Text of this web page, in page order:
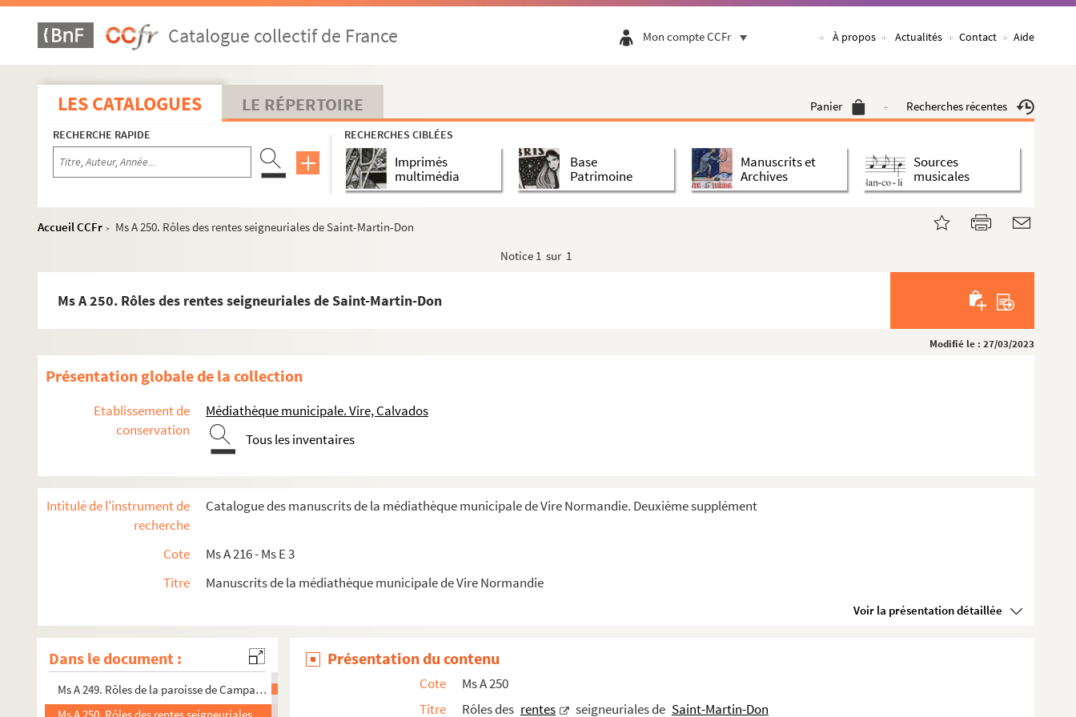
Catalogue collectif de France Mon compte CCFr À propos Actualités Contact Aide
LES CATALOGUES LE RÉPERTOIRE Panier Recherches récentes
RECHERCHE RAPIDE RECHERCHES CIBLÉES
Imprimés
multimédia
Base
Patrimoine
Manuscrits et
Archives
Sources
musicales
Accueil CCFr >
Ms A 250. Rôles des rentes seigneuriales de Saint-Martin-Don
Notice 1 sur 1
Ms A 250. Rôles des rentes seigneuriales de Saint-Martin-Don
Modifié le : 27/03/2023
Présentation globale de la collection
Etablissement de
conservation
Médiathèque municipale. Vire, Calvados
Tous les inventaires
Intitulé de l'instrument de
recherche
Catalogue des manuscrits de la médiathèque municipale de Vire Normandie. Deuxième supplément
Cote
Ms A 216 - Ms E 3
Titre
Manuscrits de la médiathèque municipale de Vire Normandie
Voir la présentation détaillée
Dans le document :
Ms A 216. Poésies de Richard Dubourg d'Isigny
Ms A 217. La Passion du Jeu, poème par l'abbé Porquet, de Vire, aumônier du roi de Pologne (1751)
Ms A 218. Traduction burlesque et en vaudeville du poème latin de Nicolas Lallemant, ayant pour titre
Ms A 219. La Foire d'Etouvy de Lallemant. Traduction en vaudevilles ou vers libres par Gosselin, père
Ms A 220. Réception d'un Chevalier, bluette par J. Maurice, avocat (1817)
Ms A 224. Livre d'offices avec airs notés
Ms A 227. Tarif général des droits du sceau et de la bourse commune
Ms A 233. Notes bibliographiques. Tome VI
Ms A 236. Statuts de la Société de lecture de Vire
Ms A 238. Noms, surnoms et demeures des nobles de la généralité de Caen. Certifiés et trouvés tels par nous Gu...
Ms A 239. Registre des plaids de la sieurie de la Malloisellière. Aveu à noble mestre Guillaume Payen, seigneu...
Ms A 242 à Ms A 245. Olivier Basselin, ouvrier foulon, poète vaudevilliste, premier auteur des chansons joyeuses de table...
Ms A 247. Notes incomplètes sur la famille de la Vente, suivie d'une traduction du poème latin de Nicolas Lall...
Ms A 248. Rôles de la paroisse de Campagnolles
Ms A 249. Rôles de la paroisse de Campagnolles
Présentation du contenu
Cote
Ms A 250
Titre
Rôles des rentes seigneuriales de Saint-Martin-Don